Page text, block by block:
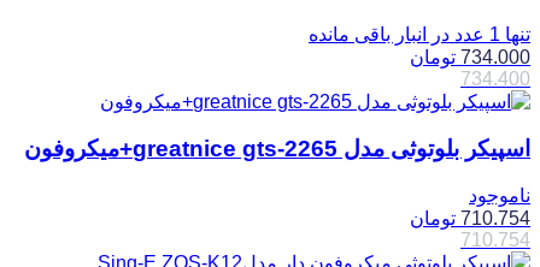
تنها 1 عدد در انبار باقی مانده
734.000 تومان
734.400
اسپیکر بلوتوثی مدل greatnice gts-2265+میکروفون
ناموجود
710.754 تومان
710.754